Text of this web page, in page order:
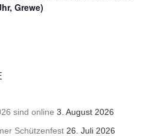
Grewe)
sind online 3. August 2026
Schützenfest 26. Juli 2026